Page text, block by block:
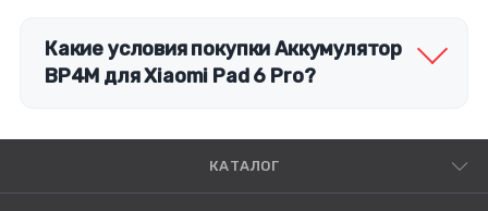
Какие условия покупки Аккумулятор
BP4M для Xiaomi Pad 6 Pro?
КАТАЛОГ